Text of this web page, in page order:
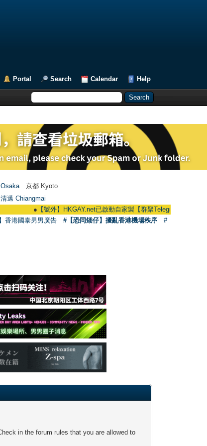
Portal Search Calendar Help
京都 Kyoto
清邁 Chiangmai
【號外】HKGAY.net已啟動自家製【群聚Telegram群組】
香港國泰男男廣告 #【恐同矮仔】擾亂香港機場秩序
#
in the forum rules that you are allowed to